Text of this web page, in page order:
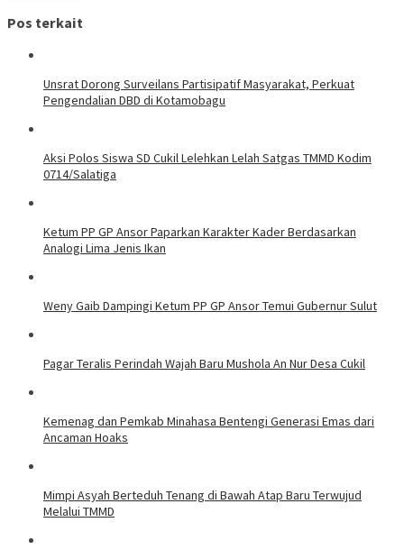
Pos terkait
Unsrat Dorong Surveilans Partisipatif Masyarakat, Perkuat
Pengendalian DBD di Kotamobagu
Aksi Polos Siswa SD Cukil Lelehkan Lelah Satgas TMMD Kodim
0714/Salatiga
Ketum PP GP Ansor Paparkan Karakter Kader Berdasarkan
Analogi Lima Jenis Ikan
Weny Gaib Dampingi Ketum PP GP Ansor Temui Gubernur Sulut
Pagar Teralis Perindah Wajah Baru Mushola An Nur Desa Cukil
Kemenag dan Pemkab Minahasa Bentengi Generasi Emas dari
Ancaman Hoaks
Mimpi Asyah Berteduh Tenang di Bawah Atap Baru Terwujud
Melalui TMMD